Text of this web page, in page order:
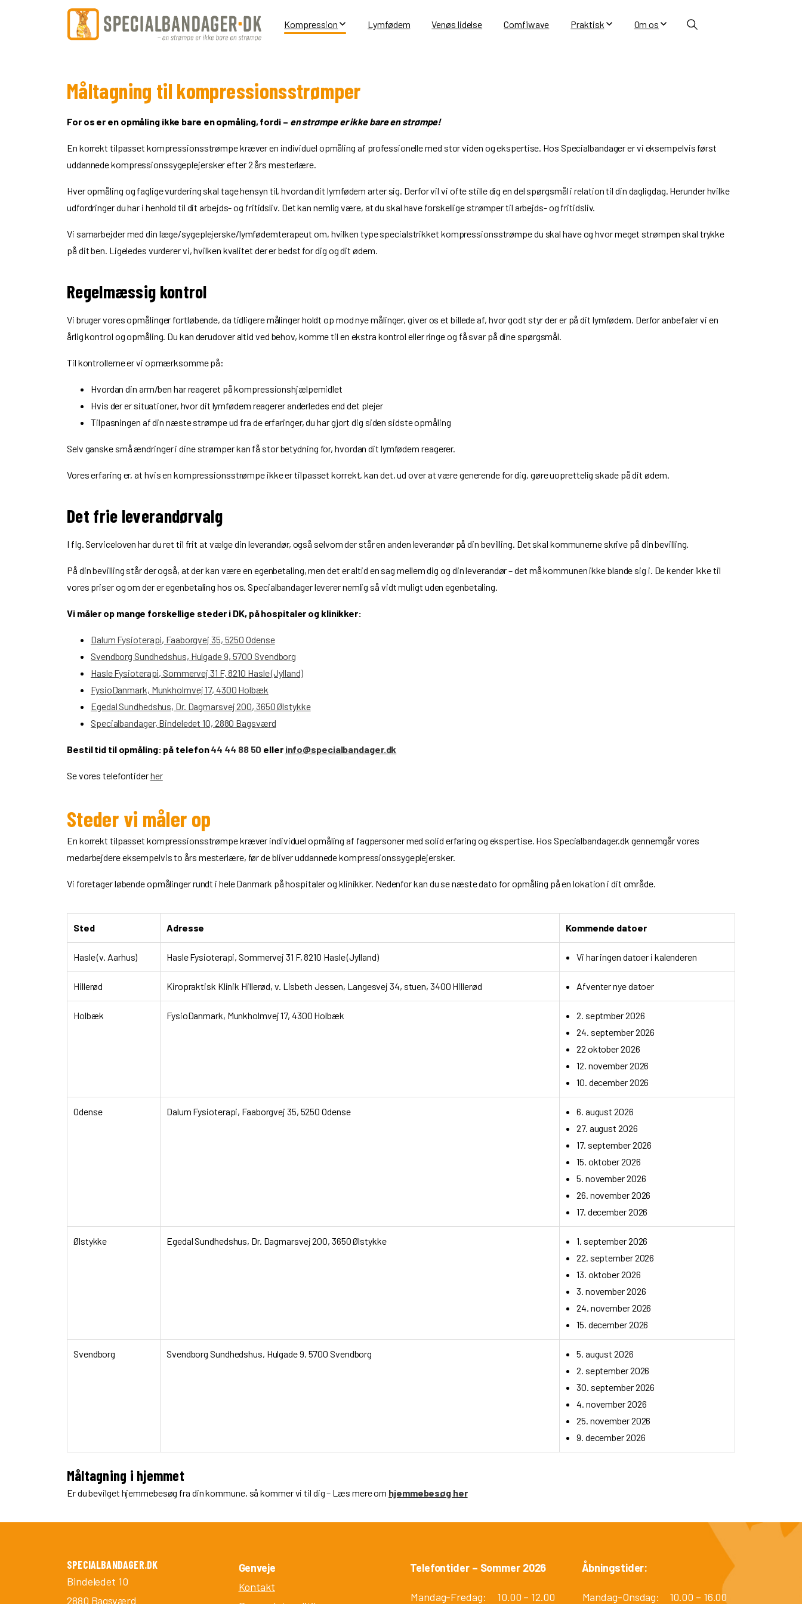
Kompression Lymfødem Venøs lidelse Comfiwave Praktisk Om os
Search
Måltagning til kompressionsstrømper
For os er en opmåling ikke bare en opmåling, fordi – en strømpe er ikke bare en strømpe!
En korrekt tilpasset kompressionsstrømpe kræver en individuel opmåling af professionelle med stor viden og ekspertise. Hos Specialbandager er vi eksempelvis først
uddannede kompressionssygeplejersker efter 2 års mesterlære.
Hver opmåling og faglige vurdering skal tage hensyn til, hvordan dit lymfødem arter sig. Derfor vil vi ofte stille dig en del spørgsmål i relation til din dagligdag. Herunder hvilke
udfordringer du har i henhold til dit arbejds- og fritidsliv. Det kan nemlig være, at du skal have forskellige strømper til arbejds- og fritidsliv.
Vi samarbejder med din læge/sygeplejerske/lymfødemterapeut om, hvilken type specialstrikket kompressionsstrømpe du skal have og hvor meget strømpen skal trykke
på dit ben. Ligeledes vurderer vi, hvilken kvalitet der er bedst for dig og dit ødem.
Regelmæssig kontrol
Vi bruger vores opmålinger fortløbende, da tidligere målinger holdt op mod nye målinger, giver os et billede af, hvor godt styr der er på dit lymfødem. Derfor anbefaler vi en
årlig kontrol og opmåling. Du kan derudover altid ved behov, komme til en ekstra kontrol eller ringe og få svar på dine spørgsmål.
Til kontrollerne er vi opmærksomme på:
Hvordan din arm/ben har reageret på kompressionshjælpemidlet
Hvis der er situationer, hvor dit lymfødem reagerer anderledes end det plejer
Tilpasningen af din næste strømpe ud fra de erfaringer, du har gjort dig siden sidste opmåling
Selv ganske små ændringer i dine strømper kan få stor betydning for, hvordan dit lymfødem reagerer.
Vores erfaring er, at hvis en kompressionsstrømpe ikke er tilpasset korrekt, kan det, ud over at være generende for dig, gøre uoprettelig skade på dit ødem.
Det frie leverandørvalg
I flg. Serviceloven har du ret til frit at vælge din leverandør, også selvom der står en anden leverandør på din bevilling. Det skal kommunerne skrive på din bevilling.
På din bevilling står der også, at der kan være en egenbetaling, men det er altid en sag mellem dig og din leverandør – det må kommunen ikke blande sig i. De kender ikke til
vores priser og om der er egenbetaling hos os. Specialbandager leverer nemlig så vidt muligt uden egenbetaling.
Vi måler op mange forskellige steder i DK, på hospitaler og klinikker:
Dalum Fysioterapi, Faaborgvej 35, 5250 Odense
Svendborg Sundhedshus, Hulgade 9, 5700 Svendborg
Hasle Fysioterapi, Sommervej 31 F, 8210 Hasle (Jylland)
FysioDanmark, Munkholmvej 17, 4300 Holbæk
Egedal Sundhedshus, Dr. Dagmarsvej 200, 3650 Ølstykke
Specialbandager, Bindeledet 10, 2880 Bagsværd
Bestil tid til opmåling: på telefon44 44 88 50 eller info@specialbandager.dk
Se vores telefontiderher
Steder vi måler op
En korrekt tilpasset kompressionsstrømpe kræver individuel opmåling af fagpersoner med solid erfaring og ekspertise. Hos Specialbandager.dk gennemgår vores
medarbejdere eksempelvis to års mesterlære, før de bliver uddannede kompressionssygeplejersker.
Vi foretager løbende opmålinger rundt i hele Danmark på hospitaler og klinikker. Nedenfor kan du se næste dato for opmåling på en lokation i dit område.
Sted Adresse Kommende datoer
Hasle (v. Aarhus) Hasle Fysioterapi, Sommervej 31 F, 8210 Hasle (Jylland) Vi har ingen datoer i kalenderen
Hillerød Kiropraktisk Klinik Hillerød, v. Lisbeth Jessen, Langesvej 34, stuen, 3400 Hillerød Afventer nye datoer
Holbæk FysioDanmark, Munkholmvej 17, 4300 Holbæk
2. septmber 2026
24. september 2026
22 oktober 2026
12. november 2026
10. december 2026
Odense Dalum Fysioterapi, Faaborgvej 35, 5250 Odense
6. august 2026
27. august 2026
17. september 2026
15. oktober 2026
5. november 2026
26. november 2026
17. december 2026
Ølstykke Egedal Sundhedshus, Dr. Dagmarsvej 200, 3650 Ølstykke
1. september 2026
22. september 2026
13. oktober 2026
3. november 2026
24. november 2026
15. december 2026
Svendborg Svendborg Sundhedshus, Hulgade 9, 5700 Svendborg
5. august 2026
2. september 2026
30. september 2026
4. november 2026
25. november 2026
9. december 2026
Måltagning i hjemmet
Er du bevilget hjemmebesøg fra din kommune, så kommer vi til dig – Læs mere om hjemmebesøg her
SPECIALBANDAGER.DK
Bindeledet 10
2880 Bagsværd
Genveje
Kontakt
Telefontider – Sommer 2026
Mandag-Fredag: 10.00 – 12.00
Åbningstider:
Mandag-Onsdag: 10.00 – 16.00